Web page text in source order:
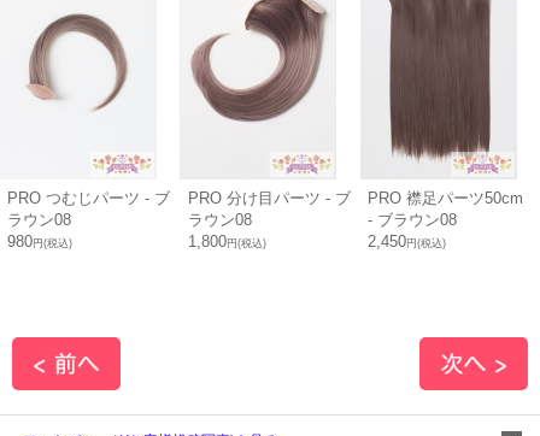
PRO つむじパーツ - ブ
ラウン08
980円(税込)
PRO 分け目パーツ - ブ
ラウン08
1,800円(税込)
PRO 襟足パーツ50cm
- ブラウン08
2,450円(税込)